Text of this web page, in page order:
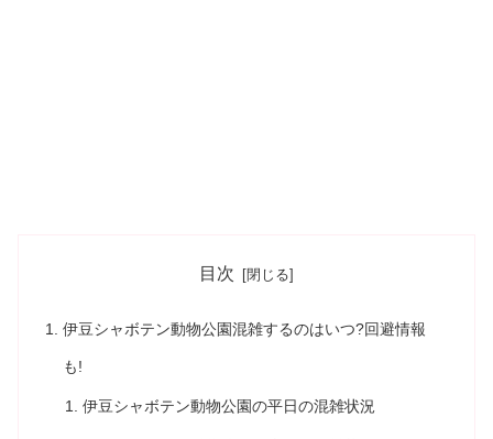
目次
伊豆シャボテン動物公園混雑するのはいつ?回避情報
も!
伊豆シャボテン動物公園の平日の混雑状況